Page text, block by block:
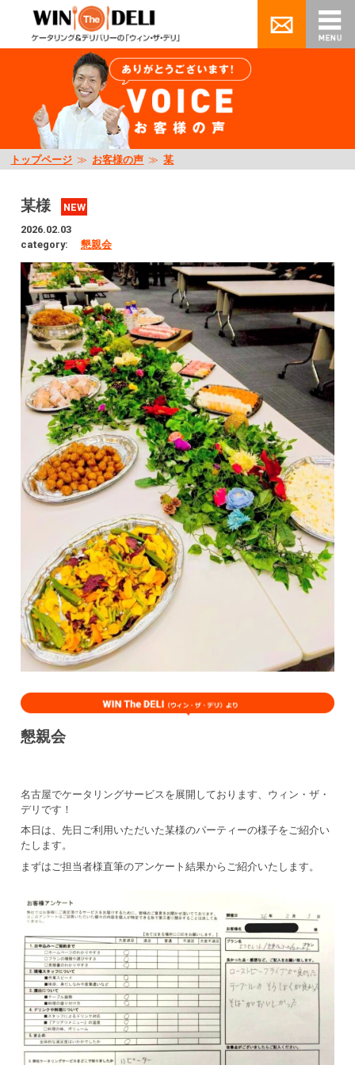
トップページ ≫ お客様の声 ≫某
某様
NEW
2026.02.03
category:
懇親会
懇親会
名古屋でケータリングサービスを展開しております、ウィン・ザ・
デリです！
本日は、先日ご利用いただいた某様のパーティーの様子をご紹介い
たします。
まずはご担当者様直筆のアンケート結果からご紹介いたします。